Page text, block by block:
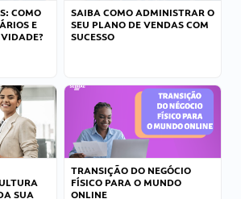
COMO
E
SAIBA COMO ADMINISTRAR O
SEU PLANO DE VENDAS COM
SUCESSO
SUA
TRANSIÇÃO DO NEGÓCIO
FÍSICO PARA O MUNDO
ONLINE